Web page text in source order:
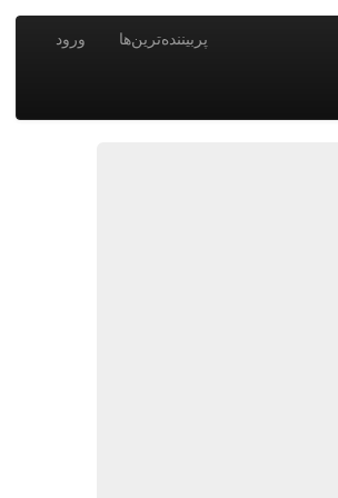
پربیننده‌ترین‌ها ورود